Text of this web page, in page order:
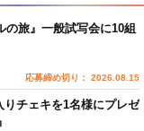
の旅』一般試写会に10組
応募締め切り： 2026.08.15
チェキを1名様にプレゼ